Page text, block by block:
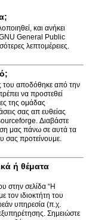
και ανήκει
GNU General Public
λεπτομέρειες.
του αποδόθηκε από την
να προστεθεί
της ομάδας
σας απ ευθείας
Διαβάστε
μας πάνω σε αυτά τα
σας προτείνουμε.
ή θέματα
στην σελίδα “Η
τον ιδιοκτήτη του
υπηρεσία (π.χ.
Σημειώστε